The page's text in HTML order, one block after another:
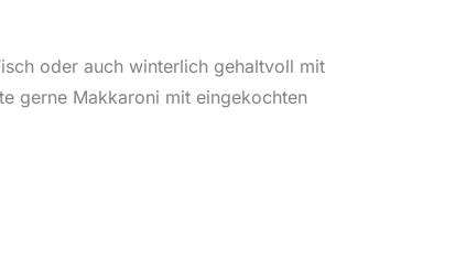
oder auch winterlich gehaltvoll mit
gerne Makkaroni mit eingekochten